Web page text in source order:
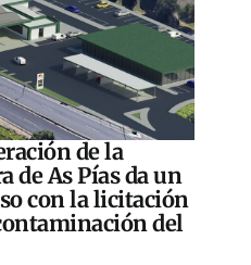
de la
de As Pías da un
con la licitación
del